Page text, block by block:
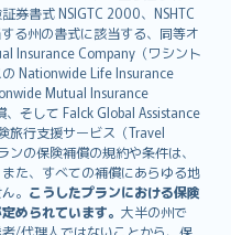
券書式 NSIGTC 2000、NSHTC
る州の書式に該当する、同等オ
Insurance Company（ワシント
Nationwide Life Insurance
Mutual Insurance
そして Falck Global Assistance
旅行支援サービス（Travel
の保険補償の規約や条件は、
た、すべての補償にあらゆる地
。 こうしたプランにおける保険
められています。 大半の州で